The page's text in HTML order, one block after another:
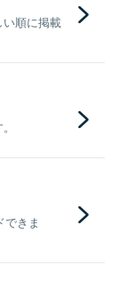
順に掲載
きま